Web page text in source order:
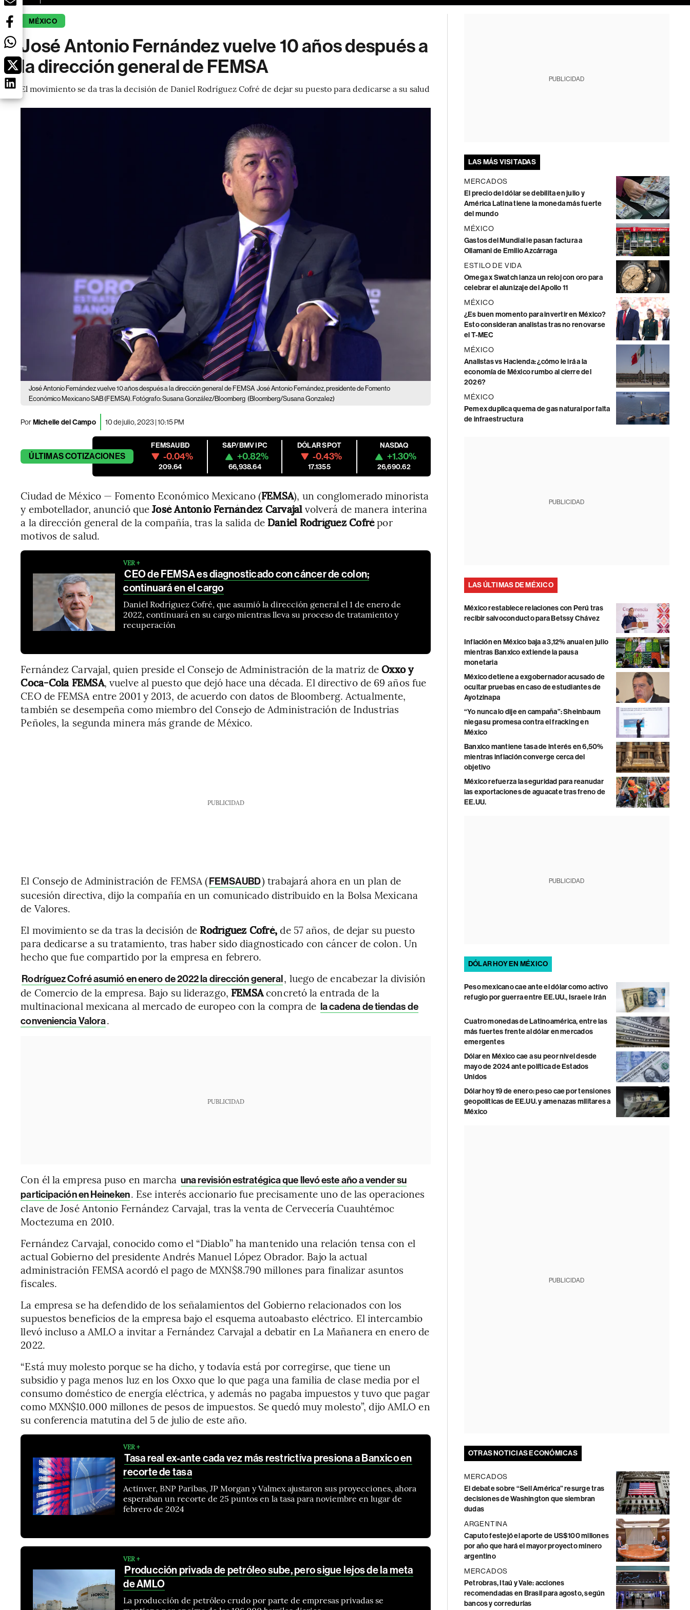
MÉXICO
José Antonio Fernández vuelve 10 años después a
la dirección general de FEMSA
El movimiento se da tras la decisión de Daniel Rodríguez Cofré de dejar su puesto para dedicarse a su salud
José Antonio Fernández vuelve 10 años después a la dirección general de FEMSA José Antonio Fernández, presidente de Fomento
Económico Mexicano SAB (FEMSA). Fotógrafo: Susana González/Bloomberg (Bloomberg/Susana Gonzalez)
PorMichelle del Campo 10 de julio, 2023 | 10:15 PM
ÚLTIMASCOTIZACIONES
FEMSAUBD
-0.04%
209.64
S&P/BMV IPC
+0.82%
66,938.64
DÓLAR SPOT
-0.43%
17.1355
NASDAQ
+1.30%
26,690.62
Ciudad de México — Fomento Económico Mexicano (FEMSA), un conglomerado minorista
y embotellador, anunció queJosé Antonio Fernández Carvajalvolverá de manera interina
a la dirección general de la compañía, tras la salida de Daniel Rodríguez Cofrépor
motivos de salud.
VER +
CEO de FEMSA es diagnosticado con cáncer de colon;
continuará en el cargo
Daniel Rodríguez Cofré, que asumió la dirección general el 1 de enero de
2022, continuará en su cargo mientras lleva su proceso de tratamiento y
recuperación
Fernández Carvajal, quien preside el Consejo de Administración de la matriz deOxxo y
Coca-Cola FEMSA, vuelve al puesto que dejó hace una década. El directivo de 69 años fue
CEO de FEMSA entre 2001 y 2013, de acuerdo con datos de Bloomberg. Actualmente,
también se desempeña como miembro del Consejo de Administración de Industrias
Peñoles, la segunda minera más grande de México.
PUBLICIDAD
El Consejo de Administración de FEMSA (FEMSAUBD) trabajará ahora en un plan de
sucesión directiva, dijo la compañía en un comunicado distribuido en la Bolsa Mexicana
de Valores.
El movimiento se da tras la decisión de Rodríguez Cofré,de 57 años, de dejar su puesto
para dedicarse a su tratamiento, tras haber sido diagnosticado con cáncer de colon. Un
hecho que fue compartido por la empresa en febrero.
Rodríguez Cofré asumió en enero de 2022 la dirección general, luego de encabezar la división
de Comercio de la empresa. Bajo su liderazgo, FEMSAconcretó la entrada de la
multinacional mexicana al mercado de europeo con la compra de la cadena de tiendas de
conveniencia Valora.
PUBLICIDAD
Con él la empresa puso en marcha una revisión estratégica que llevó este año a vender su
participación en Heineken. Ese interés accionario fue precisamente uno de las operaciones
clave de José Antonio Fernández Carvajal, tras la venta de Cervecería Cuauhtémoc
Moctezuma en 2010.
Fernández Carvajal, conocido como el “Diablo” ha mantenido una relación tensa con el
actual Gobierno del presidente Andrés Manuel López Obrador. Bajo la actual
administración FEMSA acordó el pago de MXN$8.790 millones para finalizar asuntos
fiscales.
La empresa se ha defendido de los señalamientos del Gobierno relacionados con los
supuestos beneficios de la empresa bajo el esquema autoabasto eléctrico. El intercambio
llevó incluso a AMLO a invitar a Fernández Carvajal a debatir en La Mañanera en enero de
2022.
“Está muy molesto porque se ha dicho, y todavía está por corregirse, que tiene un
subsidio y paga menos luz en los Oxxo que lo que paga una familia de clase media por el
consumo doméstico de energía eléctrica, y además no pagaba impuestos y tuvo que pagar
como MXN$10.000 millones de pesos de impuestos. Se quedó muy molesto”, dijo AMLO en
su conferencia matutina del 5 de julio de este año.
VER +
Tasa real ex-ante cada vez más restrictiva presiona a Banxico en
recorte de tasa
Actinver, BNP Paribas, JP Morgan y Valmex ajustaron sus proyecciones, ahora
esperaban un recorte de 25 puntos en la tasa para noviembre en lugar de
febrero de 2024
VER +
Producción privada de petróleo sube, pero sigue lejos de la meta
de AMLO
La producción de petróleo crudo por parte de empresas privadas se
PUBLICIDAD
LAS MÁS VISITADAS
MERCADOS
El precio del dólar se debilita en julio y
América Latina tiene la moneda más fuerte
del mundo
MÉXICO
Gastos del Mundial le pasan factura a
Ollamani de Emilio Azcárraga
ESTILO DE VIDA
Omega x Swatch lanza un reloj con oro para
celebrar el alunizaje del Apollo 11
MÉXICO
¿Es buen momento para invertir en México?
Esto consideran analistas tras no renovarse
el T-MEC
MÉXICO
Analistas vs Hacienda: ¿cómo le irá a la
economía de México rumbo al cierre del
2026?
MÉXICO
Pemex duplica quema de gas natural por falta
de infraestructura
PUBLICIDAD
LAS ÚLTIMAS DE MÉXICO
México restablece relaciones con Perú tras
recibir salvoconducto para Betssy Chávez
Inflación en México baja a 3,12% anual en julio
mientras Banxico extiende la pausa
monetaria
México detiene a exgobernador acusado de
ocultar pruebas en caso de estudiantes de
Ayotzinapa
“Yo nunca lo dije en campaña”: Sheinbaum
niega su promesa contra el fracking en
México
Banxico mantiene tasa de interés en 6,50%
mientras inflación converge cerca del
objetivo
México refuerza la seguridad para reanudar
las exportaciones de aguacate tras freno de
EE.UU.
PUBLICIDAD
DÓLAR HOY EN MÉXICO
Peso mexicano cae ante el dólar como activo
refugio por guerra entre EE.UU., Israel e Irán
Cuatro monedas de Latinoamérica, entre las
más fuertes frente al dólar en mercados
emergentes
Dólar en México cae a su peor nivel desde
mayo de 2024 ante política de Estados
Unidos
Dólar hoy 19 de enero: peso cae por tensiones
geopolíticas de EE.UU. y amenazas militares a
México
PUBLICIDAD
OTRAS NOTICIAS ECONÓMICAS
MERCADOS
El debate sobre “Sell América” resurge tras
decisiones de Washington que siembran
dudas
ARGENTINA
Caputo festejó el aporte de US$100 millones
por año que hará el mayor proyecto minero
argentino
MERCADOS
Petrobras, Itaú y Vale: acciones
recomendadas en Brasil para agosto, según
bancos y corredurías